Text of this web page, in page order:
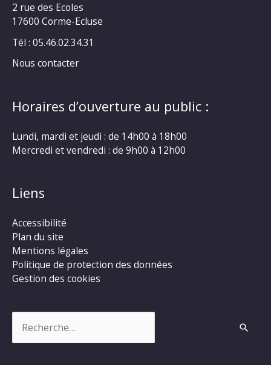
2 rue des Ecoles
17600 Corme-Ecluse
Tél : 05.46.02.34.31
Nous contacter
Horaires d’ouverture au public :
Lundi, mardi et jeudi : de 14h00 à 18h00
Mercredi et vendredi : de 9h00 à 12h00
Liens
Accessibilité
Plan du site
Mentions légales
Politique de protection des données
Gestion des cookies